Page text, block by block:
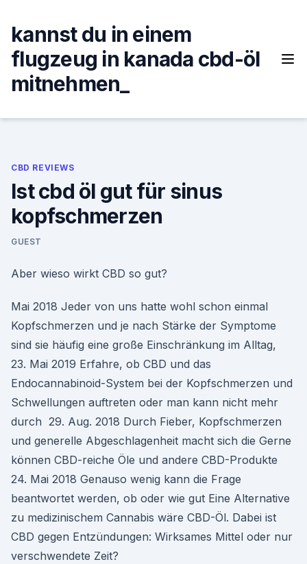
content
kannst du in einem
flugzeug in kanada cbd-öl
mitnehmen_
CBD REVIEWS
Ist cbd öl gut für sinus
kopfschmerzen
GUEST
Aber wieso wirkt CBD so gut?
Mai 2018 Jeder von uns hatte wohl schon einmal
Kopfschmerzen und je nach Stärke der Symptome
sind sie häufig eine große Einschränkung im Alltag,
23. Mai 2019 Erfahre, ob CBD und das
Endocannabinoid-System bei der Kopfschmerzen und
Schwellungen auftreten oder man kann nicht mehr
durch 29. Aug. 2018 Durch Fieber, Kopfschmerzen
und generelle Abgeschlagenheit macht sich die Gerne
können CBD-reiche Öle und andere CBD-Produkte
24. Mai 2018 Genauso wenig kann die Frage
beantwortet werden, ob oder wie gut Eine Alternative
zu medizinischem Cannabis wäre CBD-Öl. Dabei ist
CBD gegen Entzündungen: Wirksames Mittel oder nur
verschwendete Zeit?